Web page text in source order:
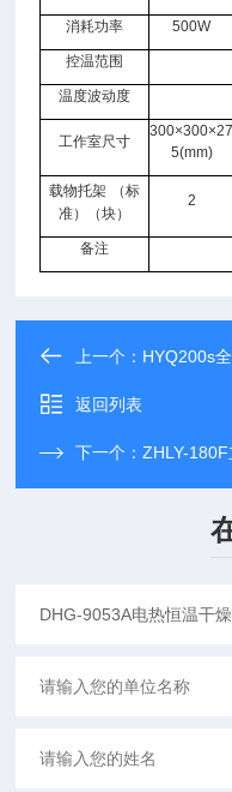
消耗功率 500W
控温范围
温度波动度
工作室尺寸
300×300×27
5(mm)
载物托架
（标
准）（块）
2
备注
上一个： HYQ200s
返回列表
下一个：ZHLY-